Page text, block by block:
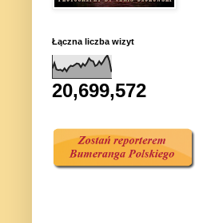
Łączna liczba wizyt
20,699,572